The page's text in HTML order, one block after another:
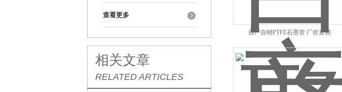
查看更多
相关文章
RELATED ARTICLES
自产自销PTFE石墨管 厂价直销